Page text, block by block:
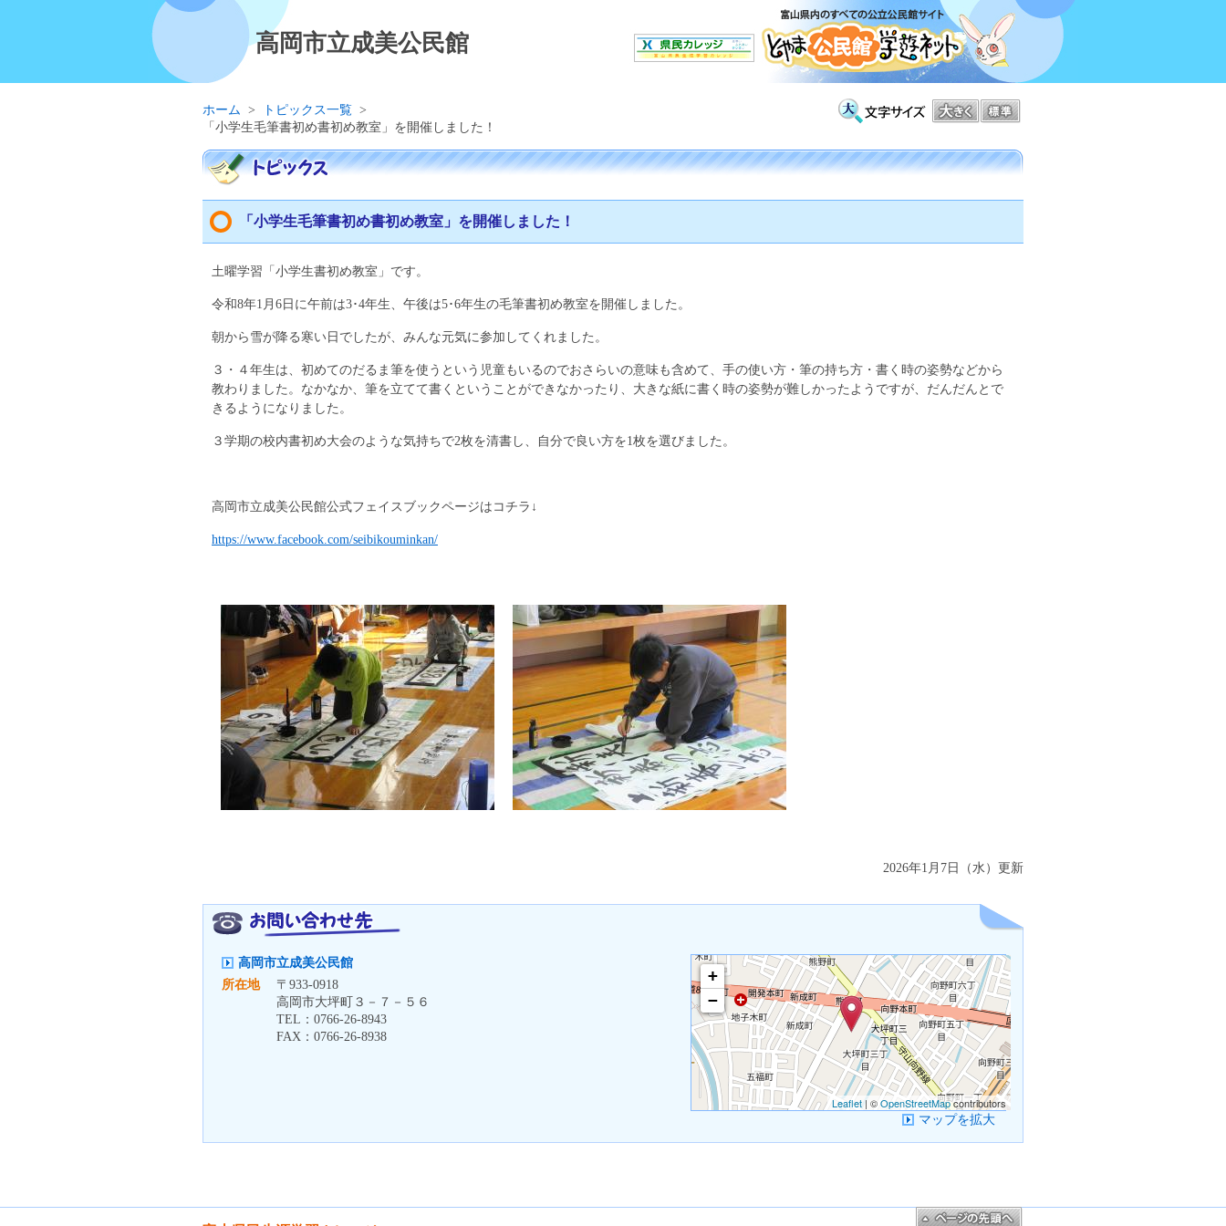
高岡市立成美公民館
ホーム > トピックス一覧 >
「小学生毛筆書初め書初め教室」を開催しました！
「小学生毛筆書初め書初め教室」を開催しました！
土曜学習「小学生書初め教室」です。
令和8年1月6日に午前は3･4年生、午後は5･6年生の毛筆書初め教室を開催しました。
朝から雪が降る寒い日でしたが、みんな元気に参加してくれました。
３・４年生は、初めてのだるま筆を使うという児童もいるのでおさらいの意味も含めて、手の使い方・筆の持ち方・書く時の姿勢などから
教わりました。なかなか、筆を立てて書くということができなかったり、大きな紙に書く時の姿勢が難しかったようですが、だんだんとで
きるようになりました。
３学期の校内書初め大会のような気持ちで2枚を清書し、自分で良い方を1枚を選びました。
高岡市立成美公民館公式フェイスブックページはコチラ↓
https://www.facebook.com/seibikouminkan/
2026年1月7日（水）更新
高岡市立成美公民館
所在地
〒 933-0918
高岡市大坪町３－７－５６
TEL： 0766-26-8943
FAX： 0766-26-8938
+
−
Leaflet | ©OpenStreetMapcontributors
マップを拡大